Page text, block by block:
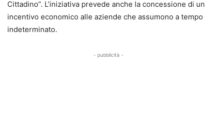
Cittadino”. L’iniziativa prevede anche la concessione di un
incentivo economico alle aziende che assumono a tempo
indeterminato.
- pubblicità -